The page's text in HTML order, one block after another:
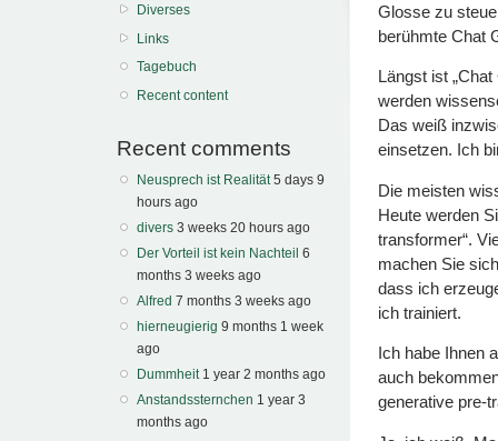
Diverses
Links
Tagebuch
Recent content
Recent comments
Neusprech ist Realität 5 days 9
hours ago
divers 3 weeks 20 hours ago
Der Vorteil ist kein Nachteil 6
months 3 weeks ago
Alfred 7 months 3 weeks ago
hierneugierig 9 months 1 week
ago
Dummheit 1 year 2 months ago
Anstandssternchen 1 year 3
months ago
Glosse zu
berühmte Chat
Längst ist
werden
Das weiß
einsetzen. Ich
Die meisten
Heute werden
transformer“.
machen Sie
dass ich
ich trainiert.
Ich habe Ihnen
auch
generative pre-